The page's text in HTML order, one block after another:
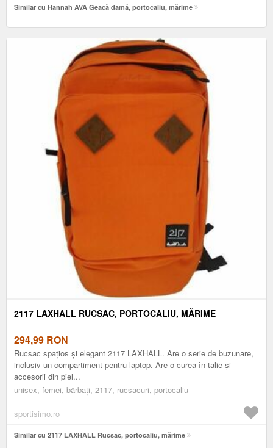
Similar cu Hannah AVA Geacă damă, portocaliu, mărime
2117 LAXHALL RUCSAC, PORTOCALIU, MĂRIME
294,99 RON
Rucsac spațios și elegant 2117 LAXHALL. Are o serie de buzunare,
inclusiv un compartiment pentru laptop. Are o curea în talie și
accesorii din piel...
unisex, femei, bărbați, 2117, rucsacuri, portocaliu
sportisimo.ro
Similar cu 2117 LAXHALL Rucsac, portocaliu, mărime